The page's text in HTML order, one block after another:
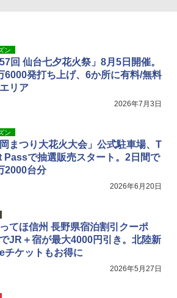
ン
57回 仙台七夕花火祭」8月5日開催。
6000発打ち上げ、6か所に有料/無料
リア
2026年7月3日
ン
岡まつり大花火大会」公式駐車場、T
Passで抽選販売スタート。2日間で
2000台分
2026年6月20日
ってほ信州 長野県宿泊割引クーポ
JR＋宿が最大4000円引き。北陸新
チケットもお得に
2026年5月27日